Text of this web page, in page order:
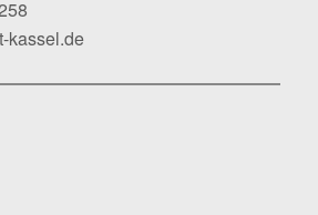
kassel.de